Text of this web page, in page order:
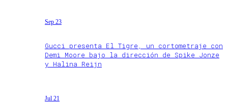
Sep 23
Gucci presenta El Tigre, un cortometraje con
Demi Moore bajo la dirección de Spike Jonze
y Halina Reijn
Jul 21